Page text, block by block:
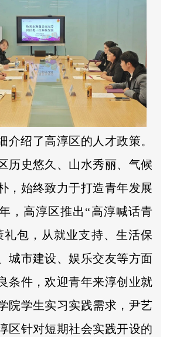
介绍了高淳区的人才政策。
历史悠久、山水秀丽、气候
，始终致力于打造青年发展
，高淳区推出“高淳喊话青
礼包，从就业支持、生活保
城市建设、娱乐交友等方面
条件，欢迎青年来淳创业就
院学生实习实践需求，尹艺
区针对短期社会实践开设的